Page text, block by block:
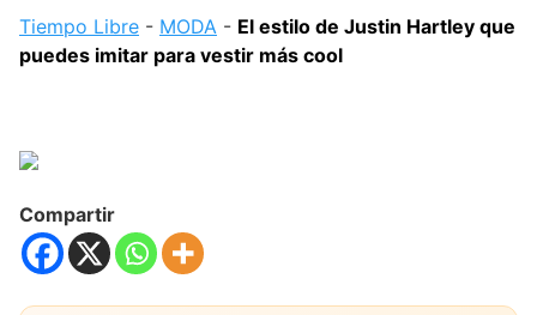
Tiempo Libre - MODA - El estilo de Justin Hartley que
puedes imitar para vestir más cool
Compartir